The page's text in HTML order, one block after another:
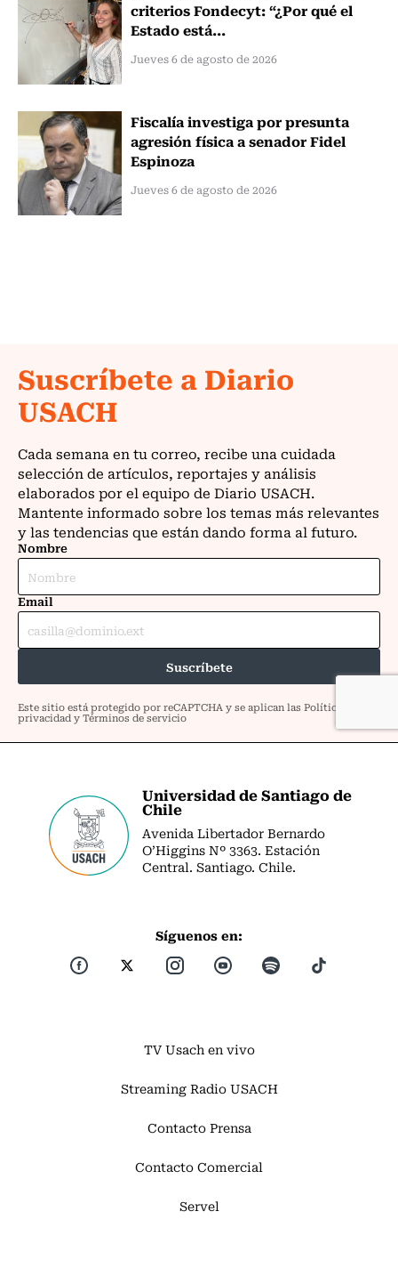
criterios Fondecyt: “¿Por qué el
Estado está...
Jueves 6 de agosto de 2026
Fiscalía investiga por presunta
agresión física a senador Fidel
Espinoza
Jueves 6 de agosto de 2026
Universidad de Santiago de
Chile
Avenida Libertador Bernardo
O’Higgins Nº 3363. Estación
Central. Santiago. Chile.
Síguenos en:
TV Usach en vivo
Streaming Radio USACH
Contacto Prensa
Contacto Comercial
Servel